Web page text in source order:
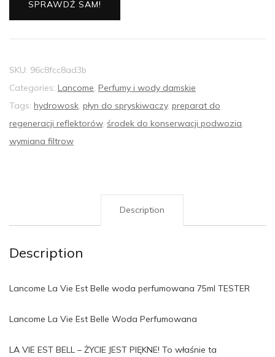
SPRAWDŹ SAM!
SKU: 96c8fcc8ad3b
Categories: Lancome, Perfumy i wody damskie
Tags: hydrowosk, płyn do spryskiwaczy, preparat do
regeneracji reflektorów, środek do konserwacji podwozia,
wymiana filtrow
Description
Description
Lancome La Vie Est Belle woda perfumowana 75ml TESTER
Lancome La Vie Est Belle Woda Perfumowana
LA VIE EST BELL – ŻYCIE JEST PIĘKNE! To właśnie ta